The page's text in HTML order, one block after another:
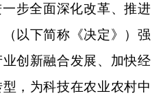
一步全面深化改革、推进
以下简称《决定》）强
创新融合发展、加快经
，为科技在农业农村中